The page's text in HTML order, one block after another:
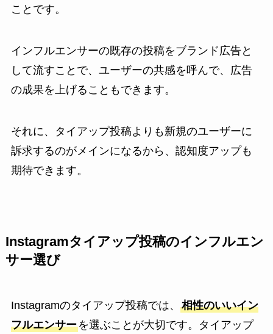
ことです。
インフルエンサーの既存の投稿をブランド広告と
して流すことで、ユーザーの共感を呼んで、広告
の成果を上げることもできます。
それに、タイアップ投稿よりも新規のユーザーに
訴求するのがメインになるから、認知度アップも
期待できます。
Instagramタイアップ投稿のインフルエン
サー選び
Instagramのタイアップ投稿では、 相性のいいイン
フルエンサーを選ぶことが大切です。タイアップ